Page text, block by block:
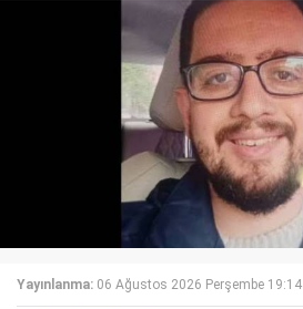
Yayınlanma: 06 Ağustos 2026 Perşembe 19:14